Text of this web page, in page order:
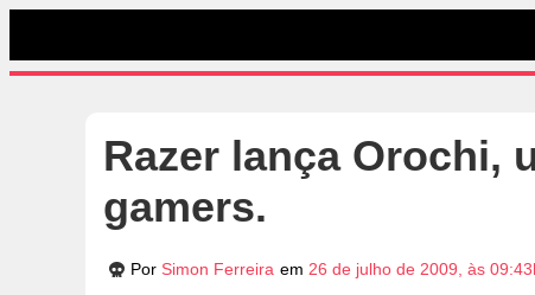
Razer lança Orochi,
gamers.
Por Simon Ferreira em 26 de julho de 2009, às